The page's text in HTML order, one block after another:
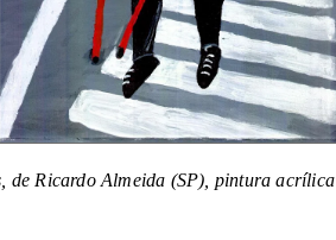
de Ricardo Almeida (SP), pintura